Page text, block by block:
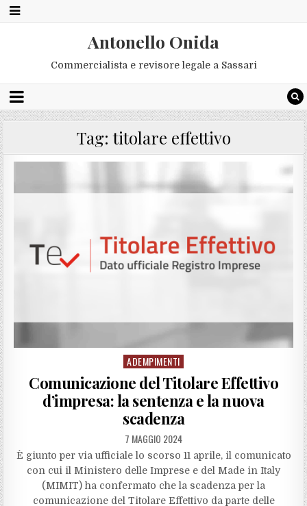
Antonello Onida
Commercialista e revisore legale a Sassari
Tag:titolare effettivo
Posted
ADEMPIMENTI
Comunicazione del Titolare Effettivo
d’impresa: la sentenza e la nuova
scadenza
7 MAGGIO 2024
È giunto per via ufficiale lo scorso 11 aprile, il comunicato
con cui il Ministero delle Imprese e del Made in Italy
(MIMIT) ha confermato che la scadenza per la
comunicazione del Titolare Effettivo da parte delle